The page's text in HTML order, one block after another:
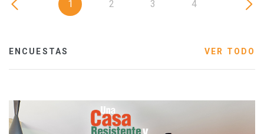
1 2 3 4
ENCUESTAS VER TODO